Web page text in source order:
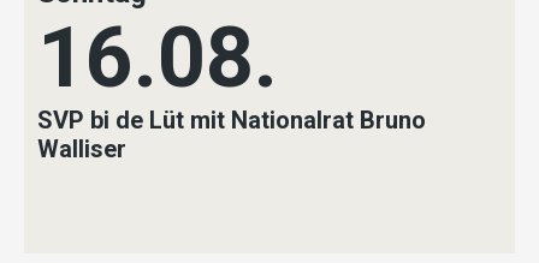
16.08.
SVP bi de Lüt mit Nationalrat Bruno
Walliser